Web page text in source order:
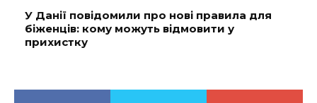
У Данії повідомили про нові правила для
біженців: кому можуть відмовити у
прихистку